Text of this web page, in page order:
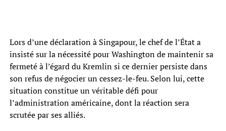
Lors d’une déclaration à Singapour, le chef de l’État a
insisté sur la nécessité pour Washington de maintenir sa
fermeté à l’égard du Kremlin si ce dernier persiste dans
son refus de négocier un cessez-le-feu. Selon lui, cette
situation constitue un véritable défi pour
l’administration américaine, dont la réaction sera
scrutée par ses alliés.